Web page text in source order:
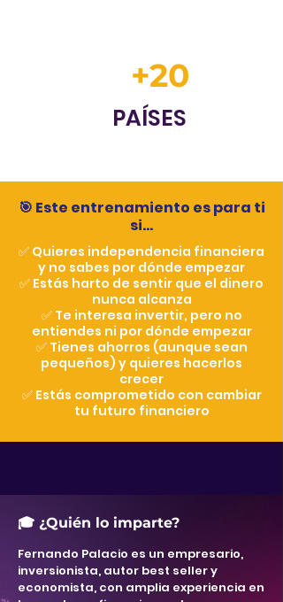
+20
PAÍSES
🎯 Este entrenamiento es para ti
si…
✅ Quieres independencia financiera
y no sabes por dónde empezar
✅ Estás harto de sentir que el dinero
nunca alcanza
✅ Te interesa invertir, pero no
entiendes ni por dónde empezar
✅ Tienes ahorros (aunque sean
pequeños) y quieres hacerlos
crecer
✅ Estás comprometido con cambiar
tu futuro financiero
🎓 ¿Quién lo imparte?
Fernando Palacio es un empresario,
inversionista, autor best seller y
economista, con amplia experiencia en